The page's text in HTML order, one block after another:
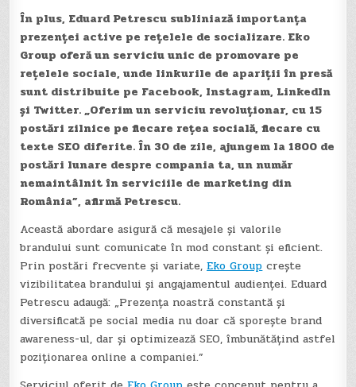
În plus, Eduard Petrescu subliniază importanța
prezenței active pe rețelele de socializare. Eko
Group oferă un serviciu unic de promovare pe
rețelele sociale, unde linkurile de apariții în presă
sunt distribuite pe Facebook, Instagram, LinkedIn
și Twitter. „Oferim un serviciu revoluționar, cu 15
postări zilnice pe fiecare rețea socială, fiecare cu
texte SEO diferite. În 30 de zile, ajungem la 1800 de
postări lunare despre compania ta, un număr
nemaintâlnit în serviciile de marketing din
România”, afirmă Petrescu.
Această abordare asigură că mesajele și valorile
brandului sunt comunicate în mod constant și eficient.
Prin postări frecvente și variate,Eko Group crește
vizibilitatea brandului și angajamentul audienței. Eduard
Petrescu adaugă: „Prezența noastră constantă și
diversificată pe social media nu doar că sporește brand
awareness-ul, dar și optimizează SEO, îmbunătățind astfel
poziționarea online a companiei.”